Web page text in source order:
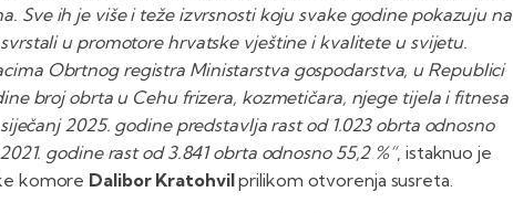
Sve ih je više i teže izvrsnosti koju svake godine pokazuju na
u promotore hrvatske vještine i kvalitete u svijetu.
Obrtnog registra Ministarstva gospodarstva, u Republici
broj obrta u Cehu frizera, kozmetičara, njege tijela i fitnesa
2025. godine predstavlja rast od 1.023 obrta odnosno
godine rast od 3.841 obrta odnosno 55,2 %“, istaknuo je
komore Dalibor Kratohvilprilikom otvorenja susreta.